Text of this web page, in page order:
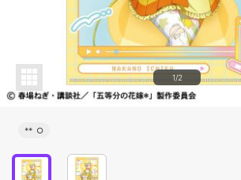
1/2
** ○